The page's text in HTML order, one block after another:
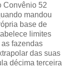
Convênio 52
mandou
base de
limites
fazendas
das suas
décima terceira